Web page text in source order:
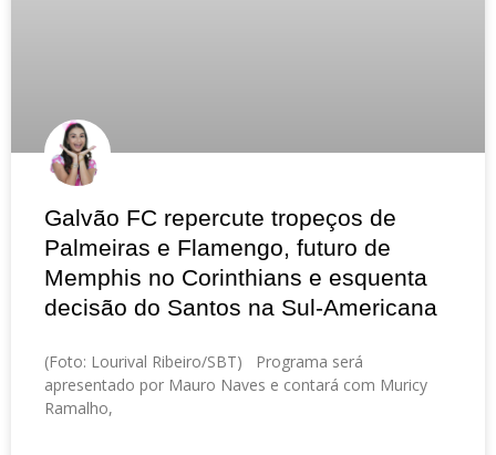
Galvão FC repercute tropeços de
Palmeiras e Flamengo, futuro de
Memphis no Corinthians e esquenta
decisão do Santos na Sul-Americana
(Foto: Lourival Ribeiro/SBT) Programa será
apresentado por Mauro Naves e contará com Muricy
Ramalho,